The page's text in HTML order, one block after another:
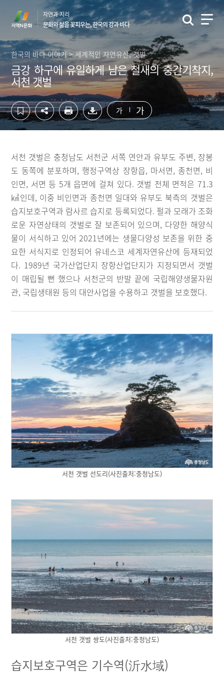
영
역
바
로
가
기
역
바
로
가
기
자연과 지리
문화와 삶을 꽃피우는, 한국의 강과 바다
한국의 바다 이야기 > 세계적인 자연유산, 갯벌
금강 하구에 유일하게 남은 철새의 중간기착지,
서천 갯벌
가 가
서천 갯벌은 충청남도 서천군 서쪽 연안과 유부도 주변, 장봉
도 동쪽에 분포하며, 행정구역상 장항읍, 마서면, 종천면, 비
인면, 서면 등 5개 읍면에 걸쳐 있다. 갯벌 전체 면적은 71.3
㎢인데, 이중 비인면과 종천면 일대와 유부도 북측의 갯벌은
습지보호구역과 람사르 습지로 등록되었다. 펄과 모래가 조화
로운 자연상태의 갯벌로 잘 보존되어 있으며, 다양한 해양식
물이 서식하고 있어 2021년에는 생물다양성 보존을 위한 중
요한 서식지로 인정되어 유네스코 세계자연유산에 등재되었
다. 1989년 국가산업단지 장항산업단지가 지정되면서 갯벌
이 매립될 뻔 했으나 서천군의 반발 끝에 국립해양생물자원
관, 국립생태원 등의 대안사업을 수용하고 갯벌을 보호했다.
서천 갯벌 선도리(사진출처:충청남도)
서천 갯벌 쌍도(사진출처:충청남도)
습지보호구역은 기수역(沂水域)